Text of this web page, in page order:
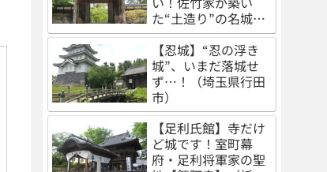
た“土造り”の名城
（秋田県秋田市）
【忍城】“忍の浮き
城”、いまだ落城せ
ず…！（埼玉県行田
市）
【足利氏館】寺だけ
ど城です！室町幕
府・足利将軍家の聖